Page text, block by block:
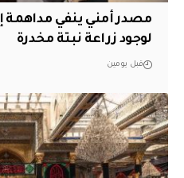
مصدر أمني ينفي مداهمة
لوجود زراعة نبتة مخدرة
قبل يومين